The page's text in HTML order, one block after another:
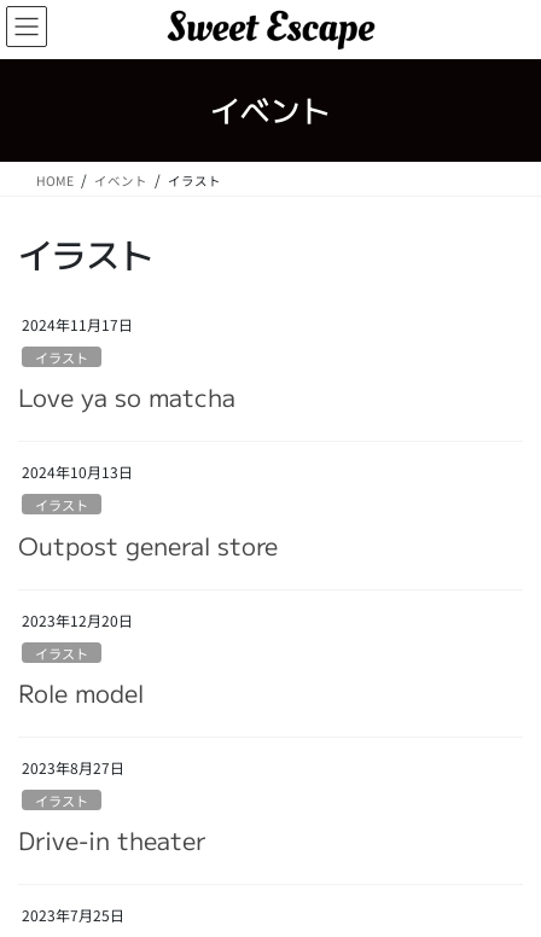
コ
ン
テ
ス
ナ
ビ
ゲ
ン
イベント
HOME イベント イラスト
イラスト
2024年11月17日
イラスト
Love ya so matcha
2024年10月13日
イラスト
Outpost general store
2023年12月20日
イラスト
Role model
2023年8月27日
イラスト
Drive-in theater
2023年7月25日